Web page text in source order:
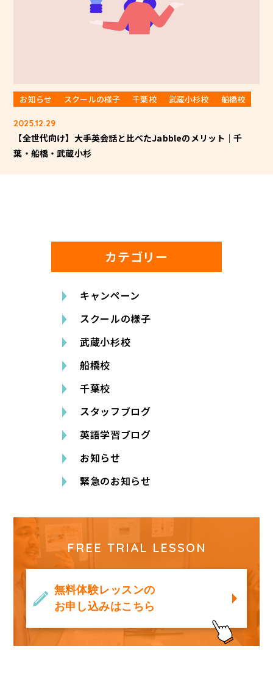
お知らせ スクールの様子 千葉校 武蔵小杉校 船橋校
2025.12.29
【全世代向け】大手英会話と比べたJabbleのメリット｜千
葉・船橋・武蔵小杉
カテゴリー
キャンペーン
スクールの様子
武蔵小杉校
船橋校
千葉校
スタッフブログ
英語学習ブログ
お知らせ
緊急のお知らせ
FREE TRIAL LESSON
無料体験レッスンの
お申し込みはこちら